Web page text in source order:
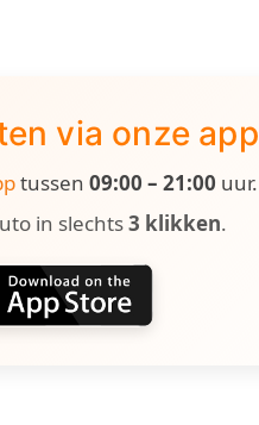
via onze app
tussen 09:00 – 21:00 uur.
in slechts3 klikken.